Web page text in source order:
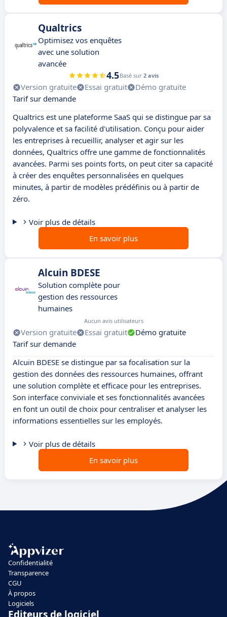
Qualtrics
Optimisez vos enquêtes
avec une solution
avancée
4.5Basé sur 2 avis
Version gratuite Essai gratuit
Démo gratuite
Tarif sur demande
Qualtrics est une plateforme SaaS qui se distingue par sa
polyvalence et sa facilité d'utilisation. Conçu pour aider
les entreprises à recueillir, analyser et agir sur les
données, Qualtrics offre une gamme de fonctionnalités
avancées. Parmi ses points forts, on peut citer sa capacité
à créer des enquêtes personnalisées en quelques
minutes, à partir de modèles prédéfinis ou à partir de
zéro.
Voir plus de détails
En savoir plus
Alcuin BDESE
Solution complète pour
gestion des ressources
humaines
Aucun avis utilisateurs
Version gratuite Essai gratuit
Démo gratuite
Tarif sur demande
Alcuin BDESE se distingue par sa focalisation sur la
gestion des données des ressources humaines, offrant
une solution complète et efficace pour les entreprises.
Son interface conviviale et ses fonctionnalités avancées
en font un outil de choix pour centraliser et analyser les
informations essentielles sur les employés.
Voir plus de détails
En savoir plus
Confidentialité
Transparence
CGU
À propos
Logiciels